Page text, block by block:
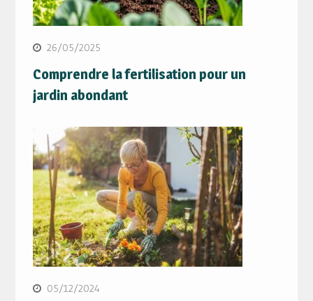
26/05/2025
Comprendre la fertilisation pour un
jardin abondant
05/12/2024